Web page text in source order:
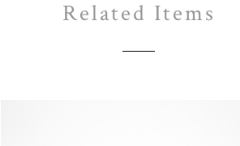
Related Items